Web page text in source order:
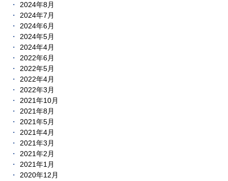
2024年8月
2024年7月
2024年6月
2024年5月
2024年4月
2022年6月
2022年5月
2022年4月
2022年3月
2021年10月
2021年8月
2021年5月
2021年4月
2021年3月
2021年2月
2021年1月
2020年12月